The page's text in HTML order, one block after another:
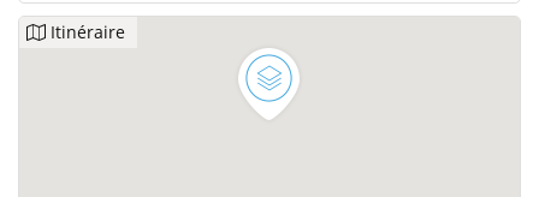
Itinéraire